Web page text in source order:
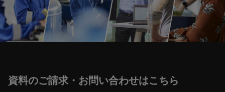
資料のご請求・お問い合わせはこちら